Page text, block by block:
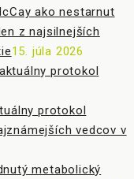
z najsilnejších
15. júla 2026
protokol
vedcov v
metabolický